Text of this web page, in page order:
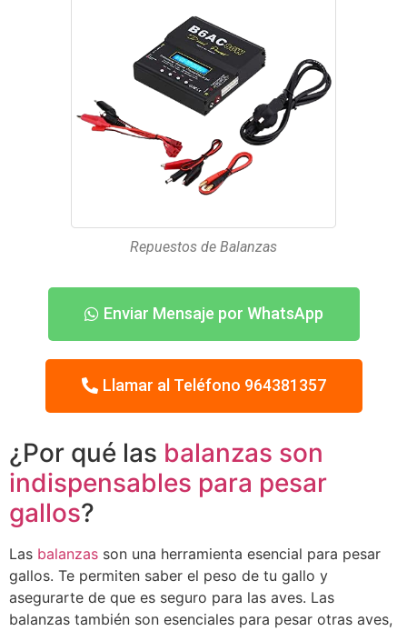
Repuestos de Balanzas
Enviar Mensaje por WhatsApp
Llamar al Teléfono 964381357
¿Por qué las balanzas son
indispensables para pesar
gallos?
Las balanzas son una herramienta esencial para pesar
gallos. Te permiten saber el peso de tu gallo y
asegurarte de que es seguro para las aves. Las
balanzas también son esenciales para pesar otras aves,